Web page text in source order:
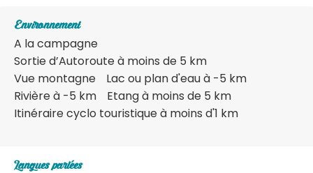
Environnement
A la campagne
Sortie d’Autoroute à moins de 5 km
Vue montagne
Lac ou plan d'eau à -5 km
Rivière à -5 km
Etang à moins de 5 km
Itinéraire cyclo touristique à moins d'1 km
Langues parlées